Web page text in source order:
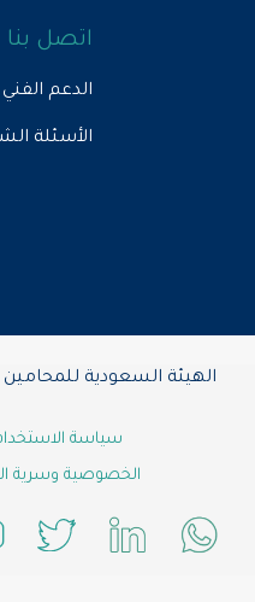
اتصل بنا
الدعم الفني
الأسئلة
الهيئة السعودية للمحامين
سياسة الاستخدام
الخصوصية وسرية